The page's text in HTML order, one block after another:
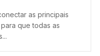
as principais
que todas as